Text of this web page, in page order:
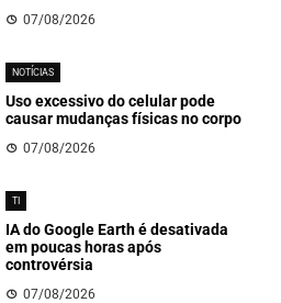
07/08/2026
NOTÍCIAS
Uso excessivo do celular pode
causar mudanças físicas no corpo
07/08/2026
TI
IA do Google Earth é desativada
em poucas horas após
controvérsia
07/08/2026